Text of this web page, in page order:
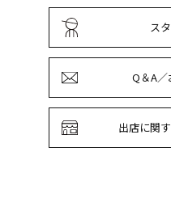
ス
Q＆A
出店に関